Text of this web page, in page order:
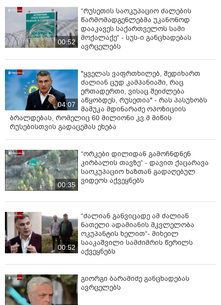
00:52
“რუსეთის საოკუპაციო ძალების
წარმომადგენლებმა უკანონოდ
დააკავეს საქართველოს სამი
მოქალაქე“ - სუს-ი განცხადებას
ავრცელებს
04:07
"ყველას ვაფრთხილებ, შედიხართ
ძალიან ცუდ კამპანიაში, რაც
ერთადერთი, ვისაც შეიძლება
აწყობდეს, რუსეთია" - რას პასუხობს
მამუკა მდინარაძე ოპოზიციის
ბრალდებას, რომელიც 60 მილიონი კვ.მ მიწის
რუსებისთვის გადაცემას ეხება
00:35
“ორკები დილიდან გამოჩნდნენ
კირბალის თავზე“ - დავით ქაცარავა
საოკუპაციო ხაზთან გადაღებულ
ვიდეოს აქვეყნებს
00:52
“ძალიან განვიცადე ამ ძალიან
ნათელი ადამიანის მკვლელობა
ოკუპანტის ხელით“- მიხეილ
სააკაშვილი სამძიმრის წერილს
აქვეყნებს
გიორგი ბარამიძე განცხადებას
ავრცელებს